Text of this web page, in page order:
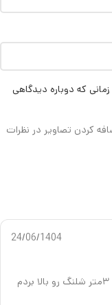
24/06/1404
کیفیت خوبی داره وزن کم و قدرت زیاد تقریبا تا ۳متر شلنگ رو بالا بردم
که دوباره دیدگاهی
کردن تصاویر در نظرات